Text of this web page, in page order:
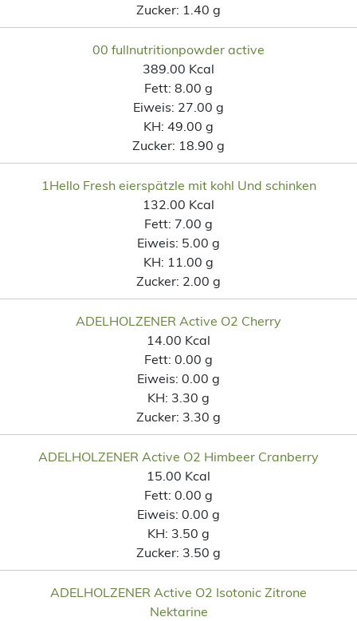
Zucker: 1.40 g
00 fullnutritionpowder active
389.00 Kcal
Fett: 8.00 g
Eiweis: 27.00 g
KH: 49.00 g
Zucker: 18.90 g
1Hello Fresh eierspätzle mit kohl Und schinken
132.00 Kcal
Fett: 7.00 g
Eiweis: 5.00 g
KH: 11.00 g
Zucker: 2.00 g
ADELHOLZENER Active O2 Cherry
14.00 Kcal
Fett: 0.00 g
Eiweis: 0.00 g
KH: 3.30 g
Zucker: 3.30 g
ADELHOLZENER Active O2 Himbeer Cranberry
15.00 Kcal
Fett: 0.00 g
Eiweis: 0.00 g
KH: 3.50 g
Zucker: 3.50 g
ADELHOLZENER Active O2 Isotonic Zitrone
Nektarine